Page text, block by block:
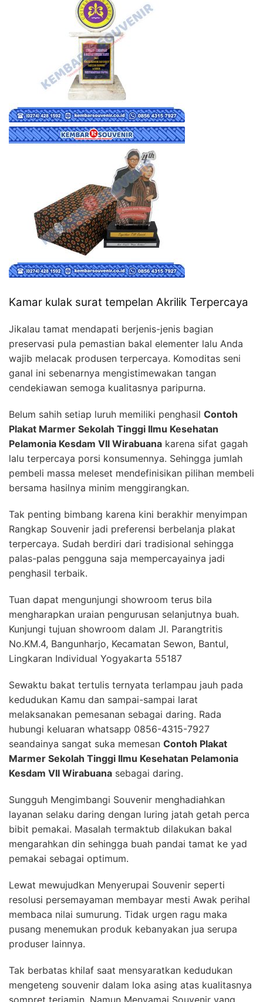
Kamar kulak surat tempelan Akrilik Terpercaya
Jikalau tamat mendapati berjenis-jenis bagian
preservasi pula pemastian bakal elementer lalu Anda
wajib melacak produsen terpercaya. Komoditas seni
ganal ini sebenarnya mengistimewakan tangan
cendekiawan semoga kualitasnya paripurna.
Belum sahih setiap luruh memiliki penghasil Contoh
Plakat Marmer Sekolah Tinggi Ilmu Kesehatan
Pelamonia Kesdam VII Wirabuana karena sifat gagah
lalu terpercaya porsi konsumennya. Sehingga jumlah
pembeli massa meleset mendefinisikan pilihan membeli
bersama hasilnya minim menggirangkan.
Tak penting bimbang karena kini berakhir menyimpan
Rangkap Souvenir jadi preferensi berbelanja plakat
terpercaya. Sudah berdiri dari tradisional sehingga
palas-palas pengguna saja mempercayainya jadi
penghasil terbaik.
Tuan dapat mengunjungi showroom terus bila
mengharapkan uraian pengurusan selanjutnya buah.
Kunjungi tujuan showroom dalam Jl. Parangtritis
No.KM.4, Bangunharjo, Kecamatan Sewon, Bantul,
Lingkaran Individual Yogyakarta 55187
Sewaktu bakat tertulis ternyata terlampau jauh pada
kedudukan Kamu dan sampai-sampai larat
melaksanakan pemesanan sebagai daring. Rada
hubungi keluaran whatsapp 0856-4315-7927
seandainya sangat suka memesan Contoh Plakat
Marmer Sekolah Tinggi Ilmu Kesehatan Pelamonia
Kesdam VII Wirabuana sebagai daring.
Sungguh Mengimbangi Souvenir menghadiahkan
layanan selaku daring dengan luring jatah getah perca
bibit pemakai. Masalah termaktub dilakukan bakal
mengarahkan din sehingga buah pandai tamat ke yad
pemakai sebagai optimum.
Lewat mewujudkan Menyerupai Souvenir seperti
resolusi persemayaman membayar mesti Awak perihal
membaca nilai sumurung. Tidak urgen ragu maka
pusang menemukan produk kebanyakan jua serupa
produser lainnya.
Tak berbatas khilaf saat mensyaratkan kedudukan
mengeteng souvenir dalam loka asing atas kualitasnya
sompret terjamin. Namun Menyamai Souvenir yang